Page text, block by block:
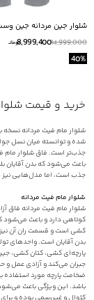
شلوار جين مردانه جين وست مدل
14,999,000
8,999,400تومانــ
40%
خرید و قیمت
شلوار مام فیت مردانه
شده و توانسته میان نسل
جذب‌تر است. فاق شلوار
باعث می‌شود که بدن آقایان
جذب است، اما مدل‌هایی
شلوار مام فیت مردانه
شلوار مام فیت مردانه فاق
کوتاهی دارد و باعث می‌شود
کشی است و قسمت ران آن نیز
بدن آقایان است. واحدهای
پارچه‌ای کشی، کتان کشی،
جبران می‌کند و آزادی عمل و
ضخامت پارچه مورد استفاده
باشد. این ویژگی باعث می‌شود